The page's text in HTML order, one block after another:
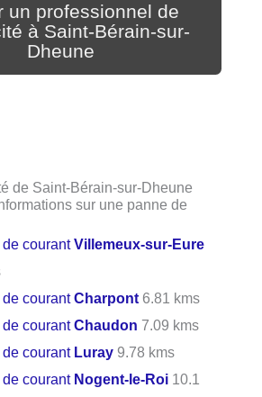
un professionnel de
à Saint-Bérain-sur-
Dheune
de Saint-Bérain-sur-Dheune
sur une panne de
de courantVillemeux-sur-Eure
de courantCharpont 6.81 kms
de courantChaudon 7.09 kms
courant Luray 9.78 kms
courant Nogent-le-Roi 10.1